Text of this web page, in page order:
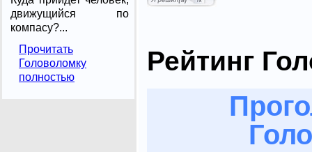
движущийся по
компасу?...
Прочитать
Головоломку
полностью
Рейтинг